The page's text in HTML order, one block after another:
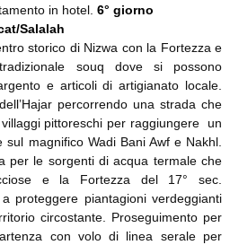
in hotel. 6° giorno
Salalah
storico di Nizwa con la Fortezza e
souq dove si possono
e articoli di artigianato locale.
percorrendo una strada che
pittoreschi per raggiungere un
magnifico Wadi Bani Awf e Nakhl.
per le sorgenti di acqua termale che
e la Fortezza del 17° sec.
proteggere piantagioni verdeggianti
circostante. Proseguimento per
con volo di linea serale per